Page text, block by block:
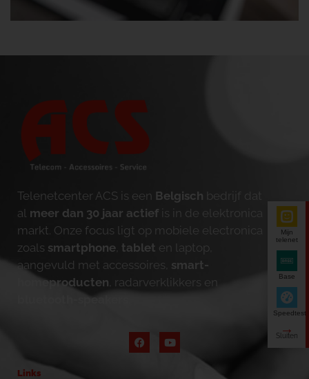
Telenetcenter ACS is een Belgisch bedrijf dat
al meer dan 30 jaar actief is in de elektronica
markt. Onze focus ligt op mobiele electronica
zoals smartphone tablet en laptop,
aangevuld met accessoires, smart-
homeproducten , radarverklikkers en
bluetooth-speakers
Links
Mijn
telenet
Base
Speedtest